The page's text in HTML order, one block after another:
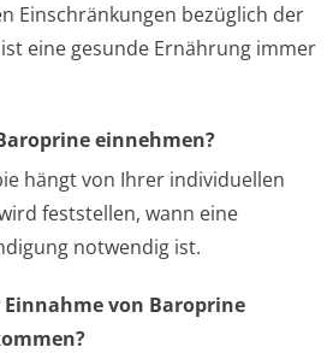
Einschränkungen bezüglich der
eine gesunde Ernährung immer
einnehmen?
hängt von Ihrer individuellen
feststellen, wann eine
notwendig ist.
von Baroprine